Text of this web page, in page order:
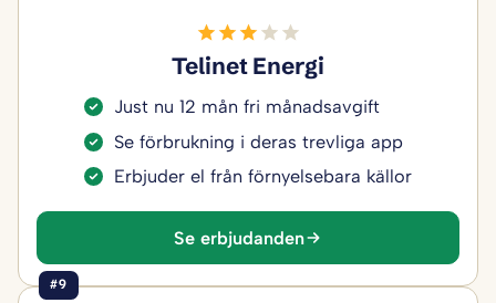
Telinet Energi
Just nu 12 mån fri månadsavgift
Se förbrukning i deras trevliga app
Erbjuder el från förnyelsebara källor
Se erbjudanden
#9